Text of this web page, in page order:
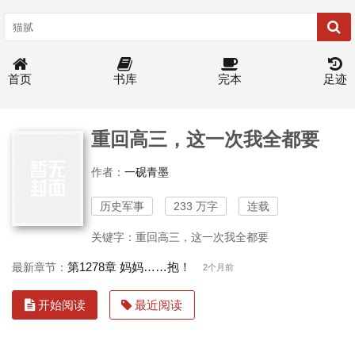
首页 书库 完本 足迹
重回高三，这一次我全都要
作者： 一砚青墨
历史军事 233 万字 连载
关键字：重回高三，这一次我全都要
最新章节： 第1278章 妈妈……抱！ 2个月前
开始阅读 最近阅读